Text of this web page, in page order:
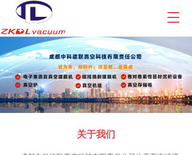
T
g
e
n
a
v
关于我们